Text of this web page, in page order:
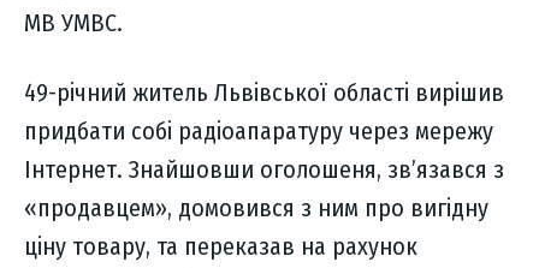
МВ УМВС.
49-річний житель Львівської області вирішив
придбати собі радіоапаратуру через мережу
Інтернет. Знайшовши оголошеня, зв’язався з
«продавцем», домовився з ним про вигідну
ціну товару, та переказав на рахунок